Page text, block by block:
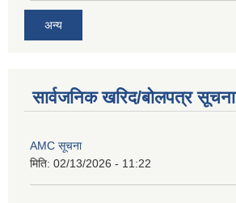
अन्य
सार्वजनिक खरिद/बोलपत्र सूचना
AMC सूचना
मिति: 02/13/2026 - 11:22